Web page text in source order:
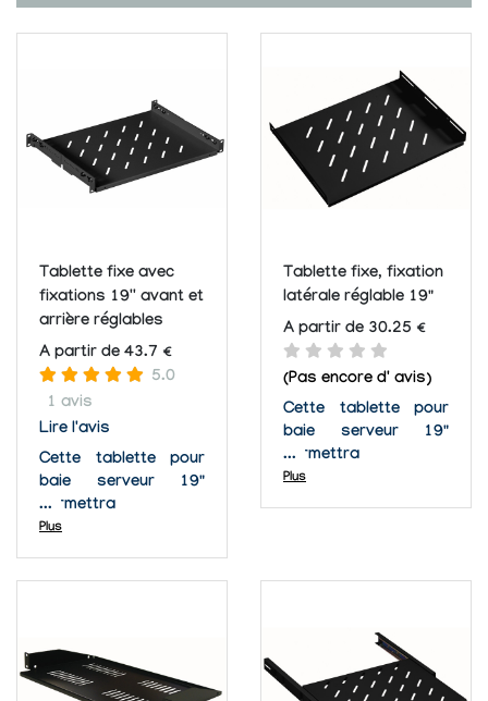
Tablette fixe avec
fixations 19'' avant et
arrière réglables
A partir de 43.7 €
5.0
1 avis
Lire l'avis
Cette tablette pour
baie serveur 19"
permettra
d'organiser vos baies
charges assez
lourdes et s'adapte à
Plus
Tablette fixe, fixation
latérale réglable 19"
A partir de 30.25 €
(Pas encore d' avis)
Cette tablette pour
baie serveur 19"
permettra
d'organiser vos baies
lourdes et s'adapte à
grandeurs de baies.
Plus